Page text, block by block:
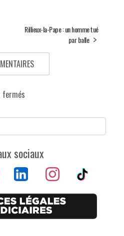
Rillieux-la-Pape : un homme tué
par balle
fermés
sociaux